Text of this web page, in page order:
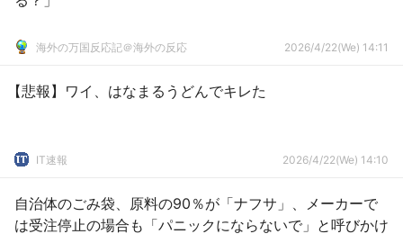
海外の万国反応記＠海外の反応 2026/4/22(We) 14:11
【悲報】ワイ、はなまるうどんでキレた
IT速報 2026/4/22(We) 14:10
自治体のごみ袋、原料の90％が「ナフサ」、メーカーで
は受注停止の場合も「パニックにならないで」と呼びかけ